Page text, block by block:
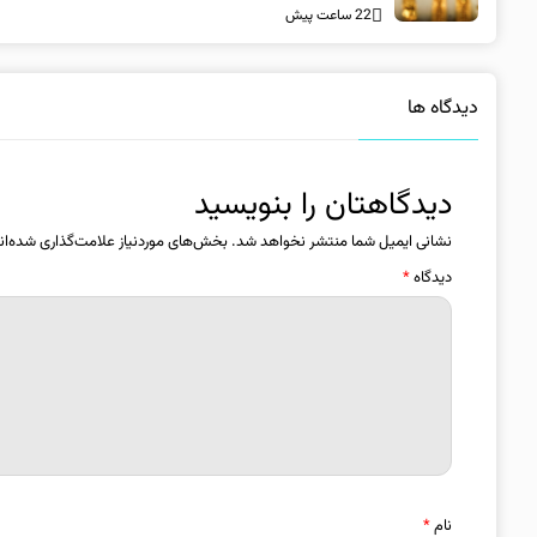
22 ساعت پیش
دیدگاه ها
دیدگاهتان را بنویسید
نشانی ایمیل شما منتشر نخواهد شد. بخش‌های موردنیاز علامت‌گذاری
دیدگاه*
نام*